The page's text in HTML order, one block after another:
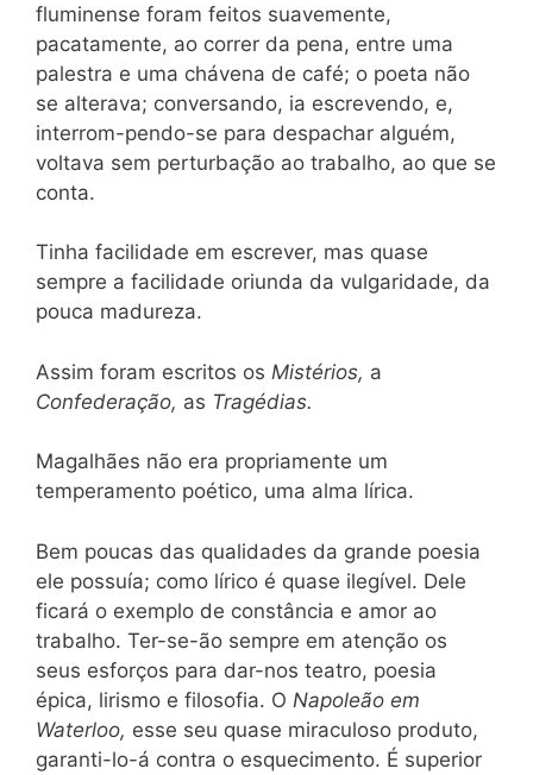
fluminense foram feitos suavemente,
pacatamente, ao correr da pena, entre uma
palestra e uma chávena de café; o poeta não
se alterava; conversando, ia escrevendo, e,
interrom-pendo-se para despachar alguém,
voltava sem perturbação ao trabalho, ao que se
conta.
Tinha facilidade em escrever, mas quase
sempre a facilidade oriunda da vulgaridade, da
pouca madureza.
Assim foram escritos os Mistérios, a
Confederação, as Tragédias.
Magalhães não era propriamente um
temperamento poético, uma alma lírica.
Bem poucas das qualidades da grande poesia
ele possuía; como lírico é quase ilegível. Dele
ficará o exemplo de constância e amor ao
trabalho. Ter-se-ão sempre em atenção os
seus esforços para dar-nos teatro, poesia
épica, lirismo e filosofia. O Napoleão em
Waterloo, esse seu quase miraculoso produto,
garanti-lo-á contra o esquecimento. É superior